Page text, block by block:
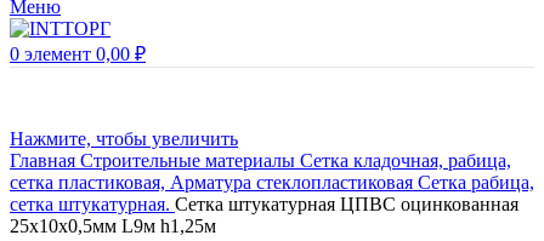
Меню
0 элемент 0,00 ₽
Нажмите, чтобы увеличить
Главная Строительные материалы Сетка кладочная, рабица,
сетка пластиковая, Арматура стеклопластиковая Сетка рабица,
сетка штукатурная. Сетка штукатурная ЦПВС оцинкованная
25х10х0,5мм L9м h1,25м